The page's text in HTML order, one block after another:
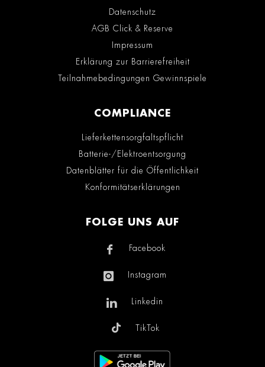
Datenschutz
AGB Click & Reserve
Impressum
Erklärung zur Barrierefreiheit
Teilnahmebedingungen Gewinnspiele
COMPLIANCE
Lieferkettensorgfaltspflicht
Batterie-/Elektroentsorgung
Datenblätter für die Öffentlichkeit
Konformitätserklärungen
FOLGE UNS AUF
Facebook
Instagram
Linkedin
TikTok